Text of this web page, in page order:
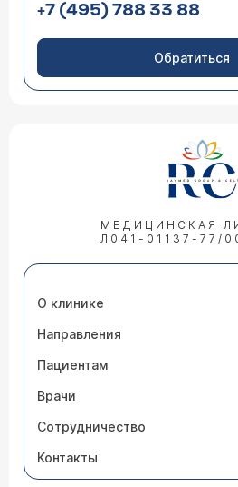
+7 (495) 788 33 88
Обратиться
МЕДИЦИНСКАЯ
Л041-01137-77/
О клинике
Направления
Пациентам
Врачи
Сотрудничество
Контакты